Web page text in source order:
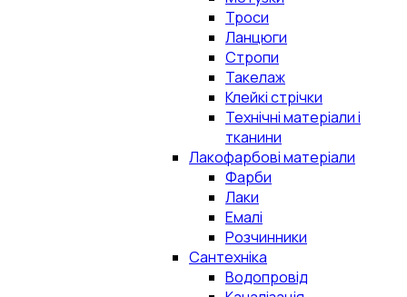
Троси
Ланцюги
Стропи
Такелаж
Клейкі стрічки
Технічні матеріали і
тканини
Лакофарбові матеріали
Фарби
Лаки
Емалі
Розчинники
Сантехніка
Водопровід